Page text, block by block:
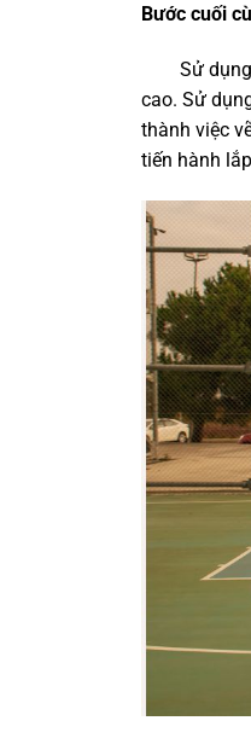
Bước cuối
Sử dụng
cao. Sử
thành việc
tiến hành